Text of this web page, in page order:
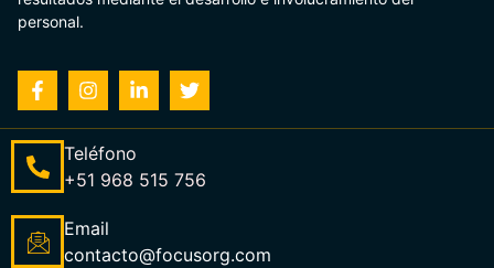
personal.
Teléfono
+51 968 515 756
Email
contacto@focusorg.com